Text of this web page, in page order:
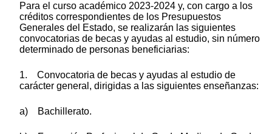
Para el curso académico 2023-2024 y, con cargo a los
créditos correspondientes de los Presupuestos
Generales del Estado, se realizarán las siguientes
convocatorias de becas y ayudas al estudio, sin número
determinado de personas beneficiarias:
1. Convocatoria de becas y ayudas al estudio de
carácter general, dirigidas a las siguientes enseñanzas:
a) Bachillerato.